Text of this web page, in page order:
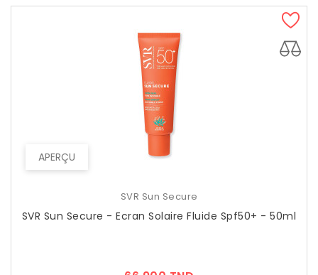
APERÇU
SVR Sun Secure
SVR Sun Secure - Ecran Solaire Fluide Spf50+ - 50ml